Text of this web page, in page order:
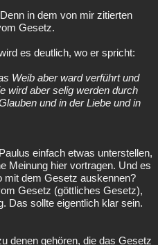
in dem von mir zitierten
Gesetz.
es deutlich, wo er spricht:
Weib aber ward verführt und
wird aber selig werden durch
und in der Liebe und in
einfach etwas unterstellen,
Meinung hier vortragen. Und es
mit dem Gesetz auskennen?
Gesetz (göttliches Gesetz),
Das sollte eigentlich klar sein.
denen gehören, die das Gesetz